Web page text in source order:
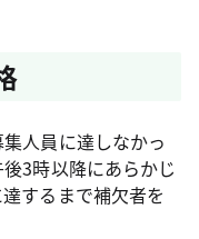
人員に達しなかっ
3時以降にあらかじ
するまで補欠者を